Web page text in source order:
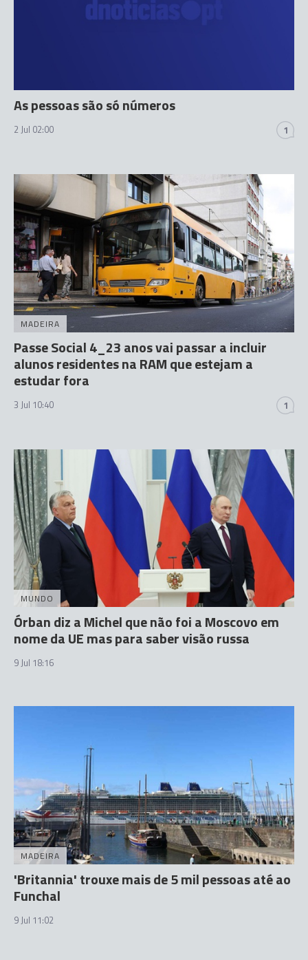
As pessoas são só números
2 Jul 02:00 1
MADEIRA
Passe Social 4_23 anos vai passar a incluir
alunos residentes na RAM que estejam a
estudar fora
3 Jul 10:40 1
MUNDO
Órban diz a Michel que não foi a Moscovo em
nome da UE mas para saber visão russa
9 Jul 18:16
MADEIRA
'Britannia' trouxe mais de 5 mil pessoas até ao
Funchal
9 Jul 11:02